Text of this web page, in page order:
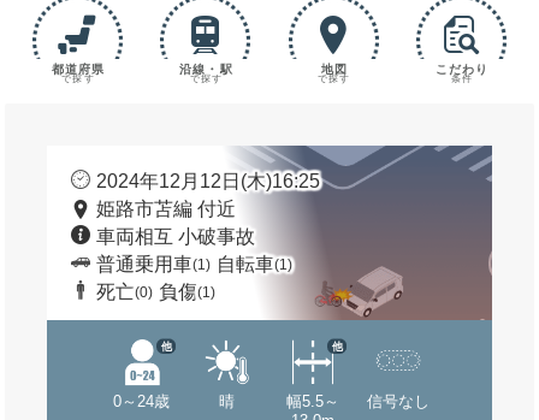
都道府県
で探す
沿線・駅
で探す
地図
で探す
こだわり
条件
2024年12月12日(木)16:25
姫路市苫編 付近
車両相互 小破事故
普通乗用車(1) 自転車(1)
死亡(0) 負傷(1)
0～24歳
他
晴
幅5.5～
他
信号なし